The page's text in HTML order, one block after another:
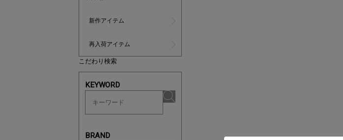
新作アイテム
再入荷アイテム
こだわり検索
KEYWORD
BRAND